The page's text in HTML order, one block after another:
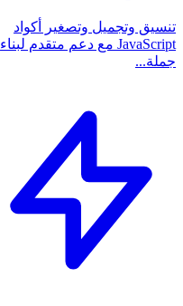
تنسيق وتجميل وتصغير أكواد
JavaScript مع دعم متقدم لبناء
جملة...